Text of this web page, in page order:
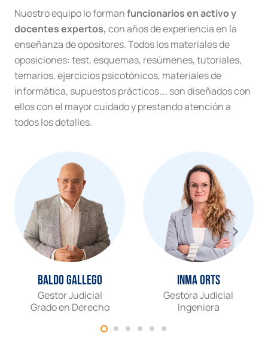
cantidad
Nuestro equipo lo formanfuncionarios en activo y
docentes expertos, con años de experiencia en la
enseñanza de opositores. Todos los materiales de
oposiciones: test, esquemas, resúmenes, tutoriales,
temarios, ejercicios psicotónicos, materiales de
informática, supuestos prácticos…. son diseñados con
ellos con el mayor cuidado y prestando atención a
todos los detalles.
Baldo Gallego
Gestor Judicial
Grado en Derecho
Inma Orts
Gestora Judicial
Ingeniera